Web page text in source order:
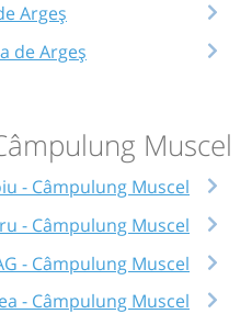
Argeș
de Argeș
Muscel
- Câmpulung Muscel
- Câmpulung Muscel
- Câmpulung Muscel
- Câmpulung Muscel